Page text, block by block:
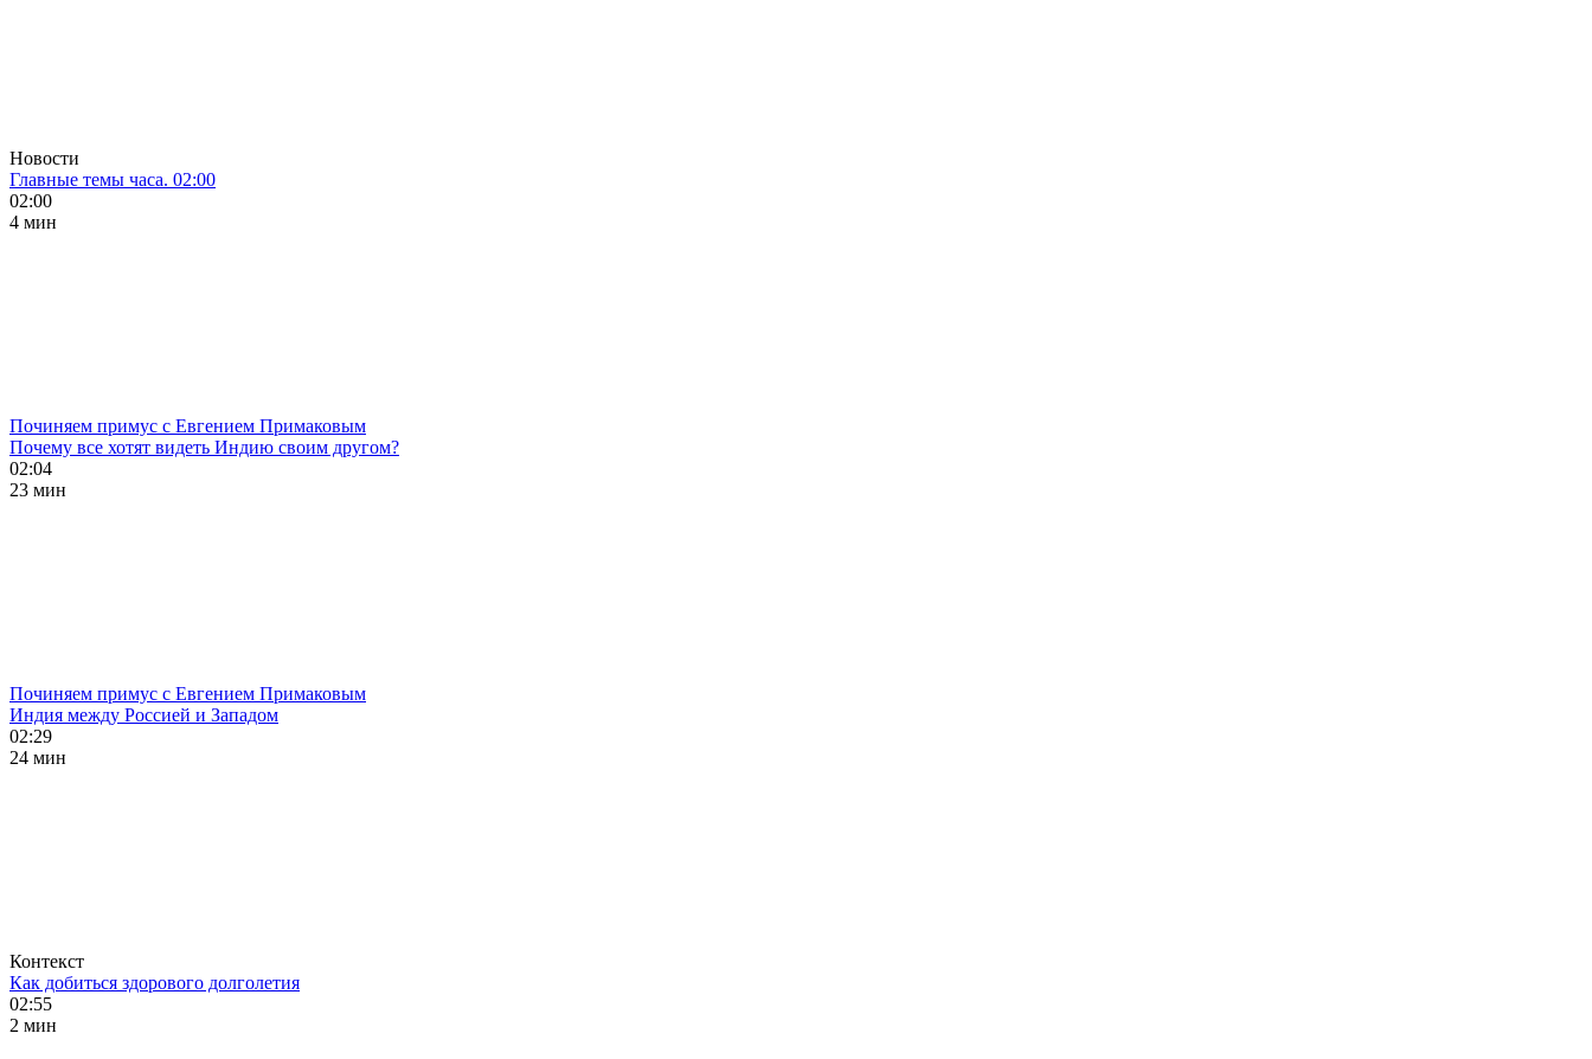
Новости
Главные темы часа. 02:00
02:00
4 мин
Починяем примус с Евгением Примаковым
Почему все хотят видеть Индию своим другом?
02:04
23 мин
Починяем примус с Евгением Примаковым
Индия между Россией и Западом
02:29
24 мин
Контекст
Как добиться здорового долголетия
02:55
2 мин